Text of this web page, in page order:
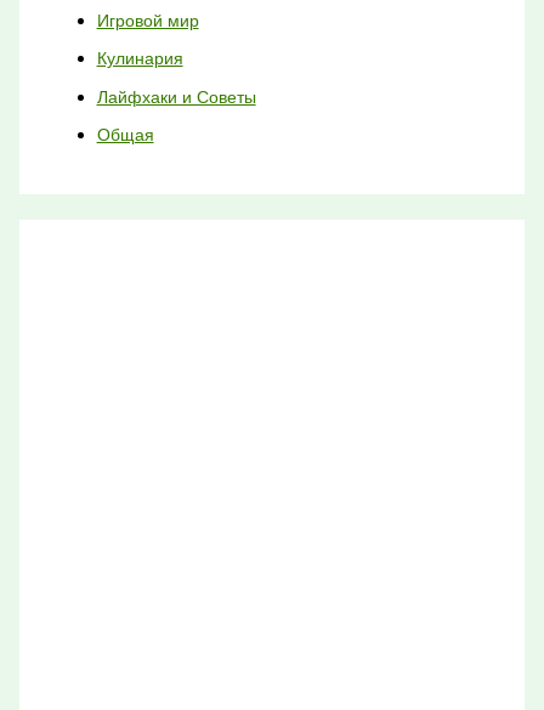
Игровой мир
Кулинария
Лайфхаки и Советы
Общая